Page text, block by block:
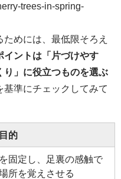
trees-in-spring-
ためには、最低限そろえ
イントは「片づけやす
り」に役立つものを選ぶ
準にチェックしてみて
的
固定し、足裏の感触で
所を覚えさせる